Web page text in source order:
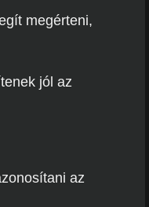
megérteni,
jól az
az